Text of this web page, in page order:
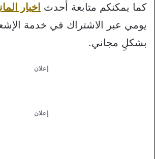
كما يمكنكم متابعة أحدث اخبار
يومي عبر الاشتراك في خدمة
بشكلٍ مجاني.
إعلان
إعلان